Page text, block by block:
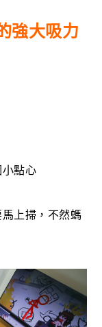
強大吸力
點心
上掃，不然螞